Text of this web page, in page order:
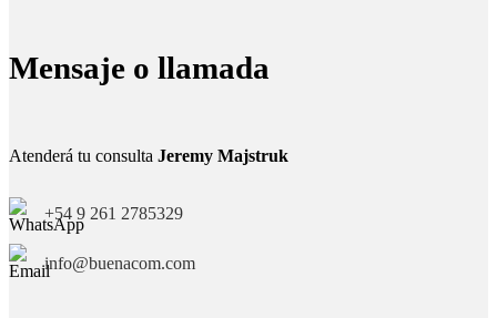
Mensaje o llamada
Atenderá tu consulta Jeremy Majstruk
+54 9 261 2785329
info@buenacom.com